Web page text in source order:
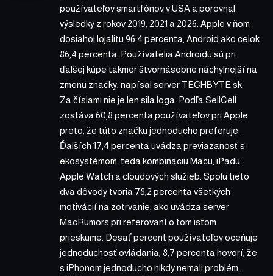
používateľov smartfónov v USA a porovnal
výsledky z rokov 2019, 2021 a 2026. Apple v ňom
dosiahol lojalitu 96,4 percenta, Android ako celok
86,4 percenta. Používatelia Androidu sú pri
ďalšej kúpe takmer štvornásobne náchylnejší na
zmenu značky, napísal server TECHBYTE.sk.
Za číslami nie je len sila loga. Podľa SellCell
zostáva 60,8 percenta používateľov pri Apple
preto, že túto značku jednoducho preferuje.
Ďalších 17,4 percenta uvádza previazanosť s
ekosystémom, teda kombináciu Macu, iPadu,
Apple Watch a cloudových služieb. Spolu tieto
dva dôvody tvoria 78,2 percenta všetkých
motivácií na zotrvanie, ako uvádza server
MacRumors pri referovaní o tom istom
prieskume. Desať percent používateľov oceňuje
jednoduchosť ovládania, 8,7 percenta hovorí, že
s iPhonom jednoducho nikdy nemali problém.